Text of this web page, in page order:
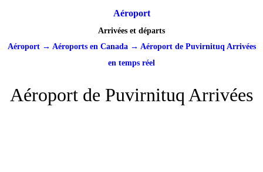
Aéroport
Arrivées et départs
Aéroport→ Aéroports en Canada→ Aéroport de Puvirnituq Arrivées
en temps réel
Aéroport de Puvirnituq Arrivées